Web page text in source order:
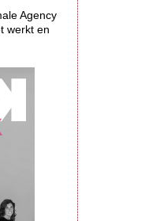
Agency
werkt en